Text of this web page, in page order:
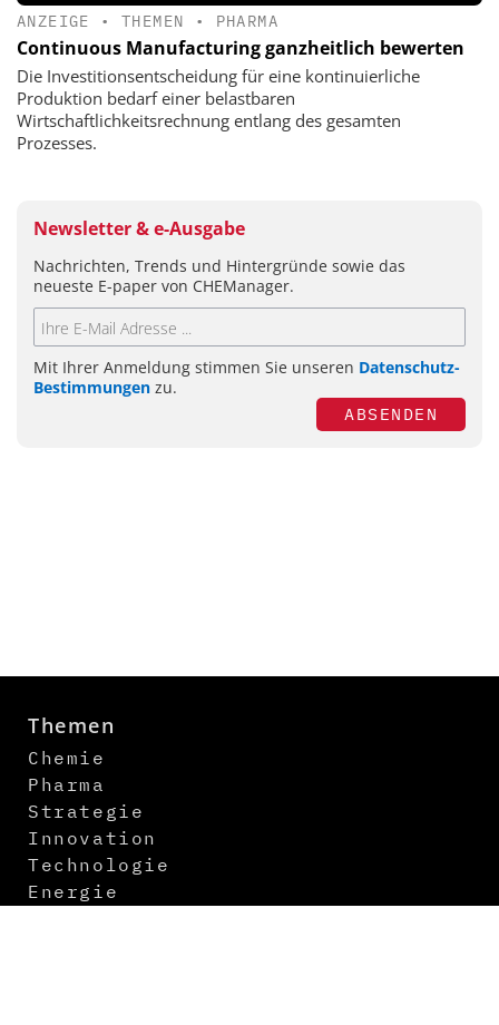
ANZEIGE •THEMEN • PHARMA
Continuous Manufacturing ganzheitlich bewerten
Die Investitionsentscheidung für eine kontinuierliche
Produktion bedarf einer belastbaren
Wirtschaftlichkeitsrechnung entlang des gesamten
Prozesses.
Newsletter & e-Ausgabe
Nachrichten, Trends und Hintergründe sowie das
neueste E-paper von CHEManager.
Mit Ihrer Anmeldung stimmen Sie unseren Datenschutz-
Bestimmungen zu.
ABSENDEN
Themen
Chemie
Pharma
Strategie
Innovation
Technologie
Energie